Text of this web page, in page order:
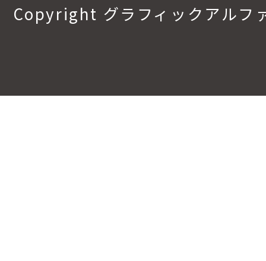
Copyright グラフィックアル